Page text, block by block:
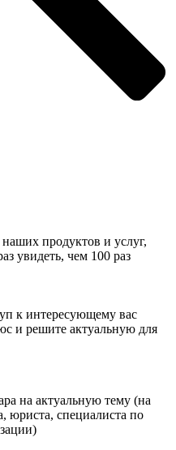
продуктов и услуг,
увидеть, чем 100 раз
к интересующему вас
и решите актуальную для
на актуальную тему (на
юриста, специалиста по